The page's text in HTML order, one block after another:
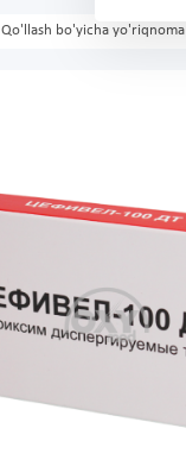
Qo'llash bo'yicha yo'riqnoma